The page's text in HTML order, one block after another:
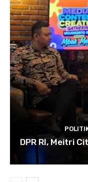
DPR RI, Meitri